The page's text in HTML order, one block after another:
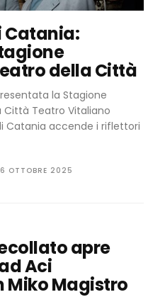
Catania:
della Città
la Stagione
Città Teatro Vitaliano
Catania accende i riflettori
OTTOBRE 2025
apre
Aci
Miko Magistro